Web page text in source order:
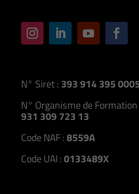
N° Siret : 393 914 395
N° Organisme de Formation
931 309 723 13
Code NAF :8559A
Code UAI :0133489X